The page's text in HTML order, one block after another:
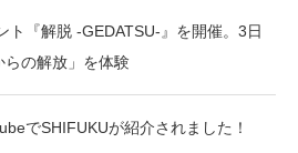
ト『解脱 -GEDATSU-』を開催。3日
らの解放」を体験
でSHIFUKUが紹介されました！